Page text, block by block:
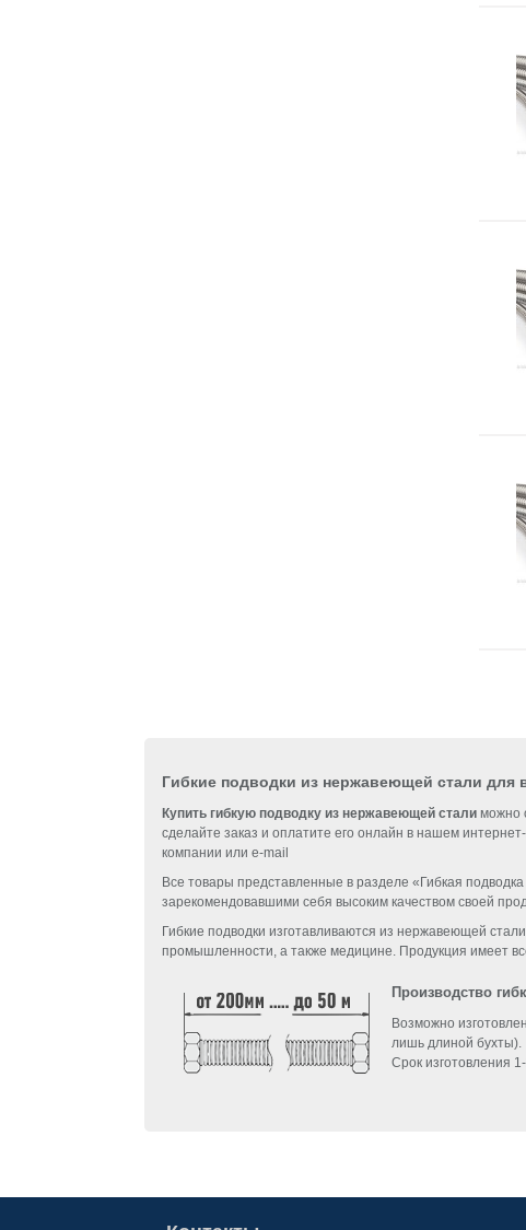
Гибкие подводки из нержавеющей стали для
Купить гибкую подводку из нержавеющей стали можно
сделайте заказ и оплатите его онлайн в нашем
компании или e-mail
Все товары представленные в разделе «Гибкая
зарекомендовавшими себя высоким качеством своей
Гибкие подводки изготавливаются из нержавеющей
промышленности, а также медицине. Продукция имеет
Производство
Возможно
лишь длиной бухты).
Cрок изготовления